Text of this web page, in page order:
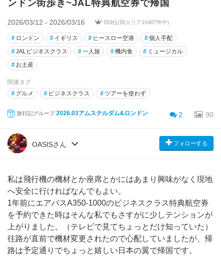
ンドン街歩き~JAL特典航空券で帰国
2026/03/12 - 2026/03/16 559位(同エリア10487件中)
# ロンドン # イギリス # ヒースロー空港 #個人手配
#JALビジネスクラス #一人旅 #機内食 # ミュージカル
# お土産
関連タグ
# グルメ # ビジネスクラス # ツアーを使わず
旅行記グループ 2026.03アムステルダム&ロンドン 2 90
OASISさん フォローする
私は飛行機の機材とか座席とかにはあまり興味がなく現地
へ安全に行ければなんでもよい。
1年前にエアバスA350-1000のビジネスクラス特典航空券
を予約できた時はそんな私でもさすがに少しテンションが
上がりました。（テレビで見てちょっとだけ知っていた）
往路が直前で機材変更されたので心配していましたが、帰
路は予定通りでちょっと嬉しい日本の翼で帰国です。